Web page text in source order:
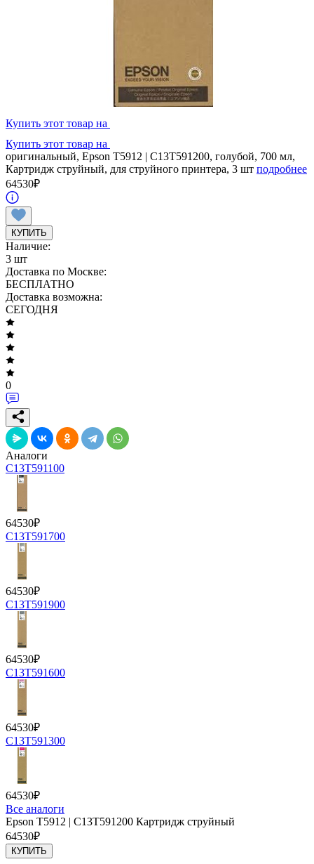
Купить этот товар на
Купить этот товар на
оригинальный, Epson T5912 | C13T591200, голубой, 700 мл,
Картридж струйный, для струйного принтера, 3 шт подробнее
64530₽
КУПИТЬ
Наличие:
3 шт
Доставка по Москве:
БЕСПЛАТНО
Доставка возможна:
СЕГОДНЯ
0
Аналоги
C13T591100
64530₽
C13T591700
64530₽
C13T591900
64530₽
C13T591600
64530₽
C13T591300
64530₽
Все аналоги
Epson T5912 | C13T591200 Картридж струйный
64530₽
КУПИТЬ